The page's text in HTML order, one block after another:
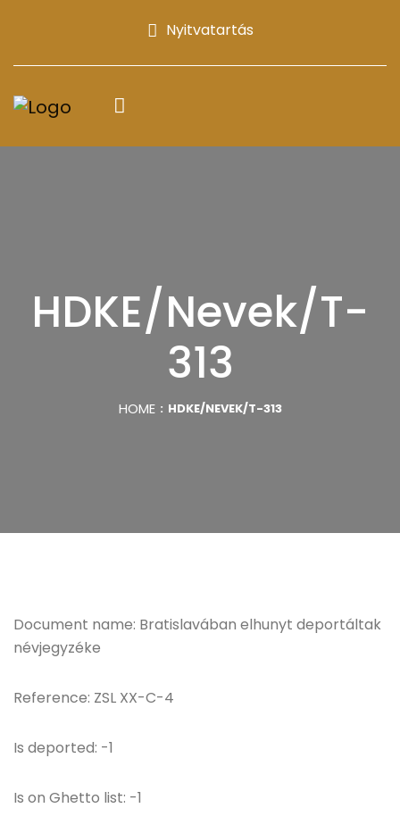
Nyitvatartás
HDKE/Nevek/T-
313
HOME HDKE/NEVEK/T-313
Document name: Bratislavában elhunyt deportáltak
névjegyzéke
Reference: ZSL XX-C-4
Is deported: -1
Is on Ghetto list: -1